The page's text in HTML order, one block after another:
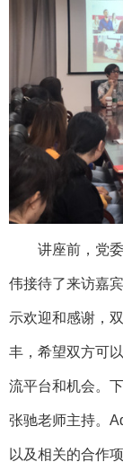
讲座前，党
伟接待了来访嘉
示欢迎和感谢，
丰，希望双方可
流平台和机会。
张驰老师主持。
以及相关的合作项